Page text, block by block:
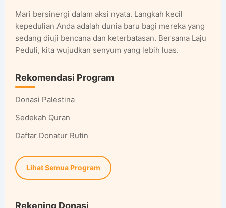
Mari bersinergi dalam aksi nyata. Langkah kecil
kepedulian Anda adalah dunia baru bagi mereka yang
sedang diuji bencana dan keterbatasan. Bersama Laju
Peduli, kita wujudkan senyum yang lebih luas.
Rekomendasi Program
Donasi Palestina
Sedekah Quran
Daftar Donatur Rutin
Lihat Semua Program
Rekening Donasi